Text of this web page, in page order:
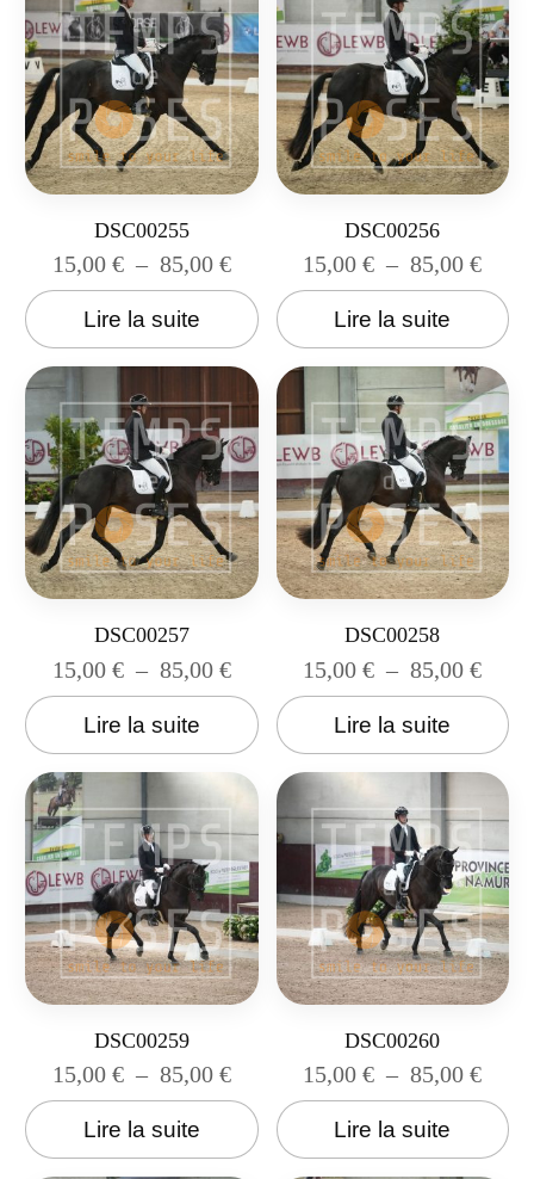
DSC00255
15,00 € – 85,00 €
Lire la suite
DSC00256
15,00€ – 85,00€
Lire la suite
DSC00257
15,00 € – 85,00 €
Lire la suite
DSC00258
15,00€ – 85,00€
Lire la suite
DSC00259
15,00 € – 85,00 €
Lire la suite
DSC00260
15,00€ – 85,00€
Lire la suite